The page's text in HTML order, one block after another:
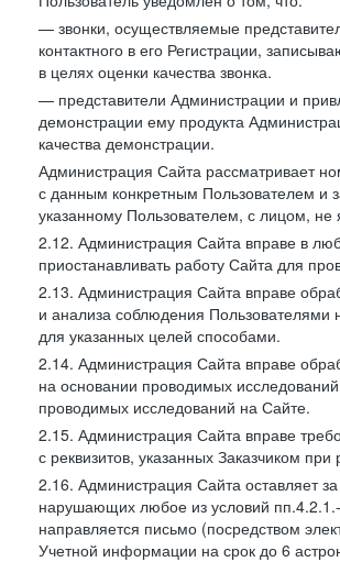
— звонки, осуществляемые
контактного в его Регистрации,
в целях оценки качества звонка.
— представители Администрации и
демонстрации ему продукта
качества демонстрации.
Администрация Сайта рассматривает
с данным конкретным Пользователем и
указанному Пользователем, с лицом,
2.12. Администрация Сайта вправе в
приостанавливать работу Сайта для
2.13. Администрация Сайта вправе
и анализа соблюдения
для указанных целей способами.
2.14. Администрация Сайта вправе
на основании проводимых
проводимых исследований на Сайте.
2.15. Администрация Сайта вправе
с реквизитов, указанных Заказчиком
2.16. Администрация Сайта оставляет
нарушающих любое из условий
направляется письмо (посредством
Учетной информации на срок до 6